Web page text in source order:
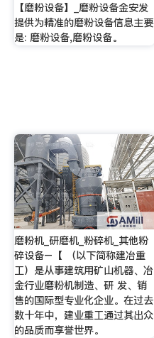
【磨粉设备】_磨粉设备金安发
提供为精准的磨粉设备信息主要
是: 磨粉设备,磨粉设备。
磨粉机_研磨机_粉碎机_其他粉
碎设备–【 （以下简称建冶重
工）是从事建筑用矿山机器、冶
金行业磨粉机制造、研 发、销
售的国际型专业化企业。在过去
数十年中，建业重工通过其出众
的品质而享誉世界。